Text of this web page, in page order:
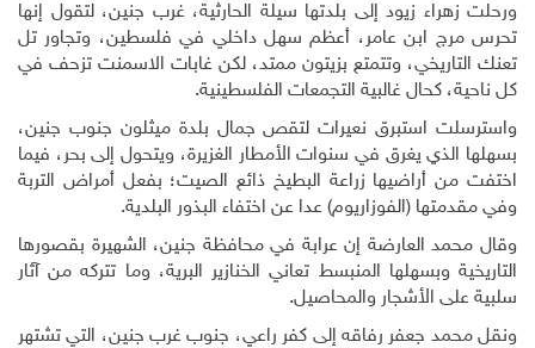
ورحلت زهراء زيود إلى بلدتها سيلة الحارثية، غرب جنين، لتقول إنها
تحرس مرج ابن عامر، أعظم سهل داخلي في فلسطين، وتجاور تل
تعنك التاريخي، وتتمتع بزيتون ممتد، لكن غابات الاسمنت تزحف في
كل ناحية، كحال غالبية التجمعات الفلسطينية.
واسترسلت استبرق نعيرات لتقص جمال بلدة ميثلون جنوب جنين،
بسهلها الذي يغرق في سنوات الأمطار الغزيرة، ويتحول إلى بحر، فيما
اختفت من أراضيها زراعة البطيخ ذائع الصيت؛ بفعل أمراض التربة
وفي مقدمتها (الفوزاريوم) عدا عن اختفاء البذور البلدية.
وقال محمد العارضة إن عرابة في محافظة جنين، الشهيرة بقصورها
التاريخية وبسهلها المنبسط تعاني الخنازير البرية، وما تتركه من آثار
سلبية على الأشجار والمحاصيل.
ونقل محمد جعفر رفاقه إلى كفر راعي، جنوب غرب جنين، التي تشتهر